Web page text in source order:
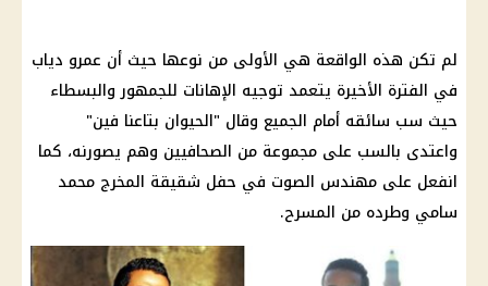
لم تكن هذه الواقعة هي الأولى من نوعها حيث أن عمرو دياب
في الفترة الأخيرة يتعمد توجيه الإهانات للجمهور والبسطاء
حيث سب سائقه أمام الجميع وقال "الحيوان بتاعنا فين"
واعتدى بالسب على مجموعة من الصحافيين وهم يصورنه، كما
انفعل على مهندس الصوت في حفل شقيقة المخرج محمد
سامي وطرده من المسرح.